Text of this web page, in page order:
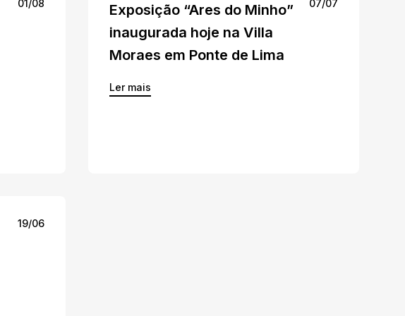
01/08 07/07
Exposição “Ares do Minho”
inaugurada hoje na Villa
Moraes em Ponte de Lima
Ler mais
19/06